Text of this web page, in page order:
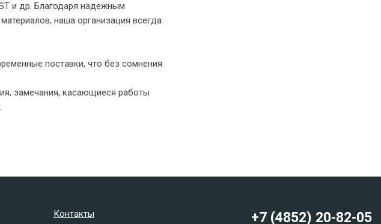
и др. Благодаря надежным
наша организация всегда
поставки, что без сомнения
замечания, касающиеся работы
Контакты +7 (4852) 20-82-05